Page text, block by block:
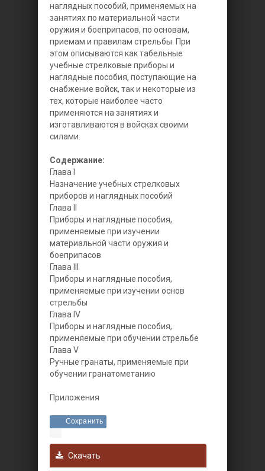
наглядных пособий, применяемых на
занятиях по материальной части
оружия и боеприпасов, по основам,
приемам и правилам стрельбы. При
этом описываются как табельные
учебные стрелковые приборы и
наглядные пособия, поступающие на
снабжение войск, так и некоторые из
тех, которые наиболее часто
применяются на занятиях и
изготавливаются в войсках своими
силами.
Содержание:
Глава I
Назначение учебных стрелковых
приборов и наглядных пособий
Глава II
Приборы и наглядные пособия,
применяемые при изучении
материальной части оружия и
боеприпасов
Глава III
Приборы и наглядные пособия,
применяемые при изучении основ
стрельбы
Глава IV
Приборы и наглядные пособия,
применяемые при обучении стрельбе
Глава V
Ручные гранаты, применяемые при
обучении гранатометанию
Приложения
Сохранить
Скачать